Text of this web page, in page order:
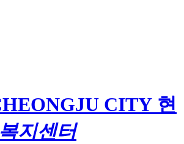
현
지센터